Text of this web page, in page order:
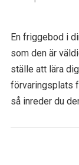
En friggebod i
som den är
ställe att lära
förvaringsplats
så inreder du